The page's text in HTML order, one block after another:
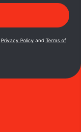
Privacy Policy and Terms of